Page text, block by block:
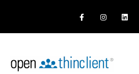
F
a
c
e
k
-
n
t
a
m
i
k